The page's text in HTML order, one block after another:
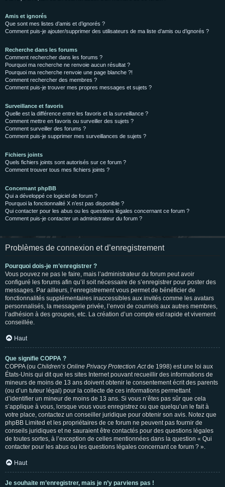
Amis et ignorés
Que sont mes listes d’amis et d’ignorés ?
Comment puis-je ajouter/supprimer des utilisateurs de ma liste d’amis ou d’ignorés ?
Recherche dans les forums
Comment rechercher dans les forums ?
Pourquoi ma recherche ne renvoie aucun résultat ?
Pourquoi ma recherche renvoie une page blanche ?!
Comment rechercher des membres ?
Comment puis-je trouver mes propres messages et sujets ?
Surveillance et favoris
Quelle est la différence entre les favoris et la surveillance ?
Comment mettre en favoris ou surveiller des sujets ?
Comment surveiller des forums ?
Comment puis-je supprimer mes surveillances de sujets ?
Fichiers joints
Quels fichiers joints sont autorisés sur ce forum ?
Comment trouver tous mes fichiers joints ?
Concernant phpBB
Qui a développé ce logiciel de forum ?
Pourquoi la fonctionnalité X n’est pas disponible ?
Qui contacter pour les abus ou les questions légales concernant ce forum ?
Comment puis-je contacter un administrateur du forum ?
Problèmes de connexion et d’enregistrement
Pourquoi dois-je m’enregistrer ?
Vous pouvez ne pas le faire, mais l’administrateur du forum peut avoir
configuré les forums afin qu’il soit nécessaire de s’enregistrer pour poster des
messages. Par ailleurs, l’enregistrement vous permet de bénéficier de
fonctionnalités supplémentaires inaccessibles aux invités comme les avatars
personnalisés, la messagerie privée, l’envoi de courriels aux autres membres,
l’adhésion à des groupes, etc. La création d’un compte est rapide et vivement
conseillée.
Haut
Que signifie COPPA ?
COPPA (ou Children’s Online Privacy Protection Actde 1998) est une loi aux
États-Unis qui dit que les sites Internet pouvant recueillir des informations de
mineurs de moins de 13 ans doivent obtenir le consentement écrit des parents
(ou d’un tuteur légal) pour la collecte de ces informations permettant
d’identifier un mineur de moins de 13 ans. Si vous n’êtes pas sûr que cela
s’applique à vous, lorsque vous vous enregistrez ou que quelqu’un le fait à
votre place, contactez un conseiller juridique pour obtenir son avis. Notez que
phpBB Limited et les propriétaires de ce forum ne peuvent pas fournir de
conseils juridiques et ne sauraient être contactés pour des questions légales
de toutes sortes, à l’exception de celles mentionnées dans la question « Qui
contacter pour les abus ou les questions légales concernant ce forum ? ».
Haut
Je souhaite m’enregistrer, mais je n’y parviens pas !